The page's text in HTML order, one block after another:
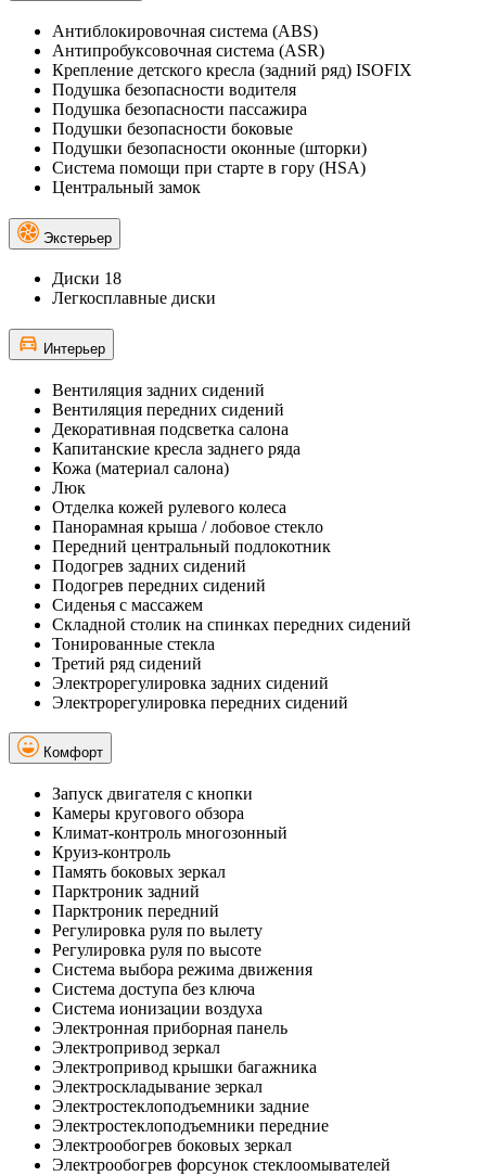
Антиблокировочная система (ABS)
Антипробуксовочная система (ASR)
Крепление детского кресла (задний ряд) ISOFIX
Подушка безопасности водителя
Подушка безопасности пассажира
Подушки безопасности боковые
Подушки безопасности оконные (шторки)
Система помощи при старте в гору (HSA)
Центральный замок
Экстерьер
Диски 18
Легкосплавные диски
Интерьер
Вентиляция задних сидений
Вентиляция передних сидений
Декоративная подсветка салона
Капитанские кресла заднего ряда
Кожа (материал салона)
Люк
Отделка кожей рулевого колеса
Панорамная крыша / лобовое стекло
Передний центральный подлокотник
Подогрев задних сидений
Подогрев передних сидений
Сиденья с массажем
Складной столик на спинках передних сидений
Тонированные стекла
Третий ряд сидений
Электрорегулировка задних сидений
Электрорегулировка передних сидений
Комфорт
Запуск двигателя с кнопки
Камеры кругового обзора
Климат-контроль многозонный
Круиз-контроль
Память боковых зеркал
Парктроник задний
Парктроник передний
Регулировка руля по вылету
Регулировка руля по высоте
Система выбора режима движения
Система доступа без ключа
Система ионизации воздуха
Электронная приборная панель
Электропривод зеркал
Электропривод крышки багажника
Электроскладывание зеркал
Электростеклоподъемники задние
Электростеклоподъемники передние
Электрообогрев боковых зеркал
Электрообогрев форсунок стеклоомывателей